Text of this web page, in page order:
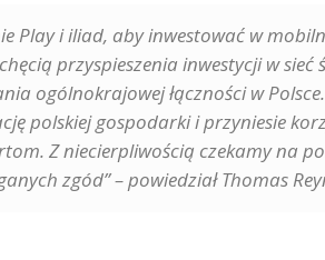
Play i iliad, aby inwestować w
przyspieszenia inwestycji w
ogólnokrajowej łączności w
polskiej gospodarki i przyniesie
Z niecierpliwością czekamy na
zgód” – powiedział Thomas